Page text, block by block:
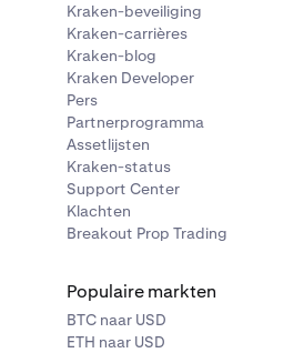
Kraken-beveiliging
Kraken-carrières
Kraken-blog
Kraken Developer
Pers
Partnerprogramma
Assetlijsten
Kraken-status
Support Center
Klachten
Breakout Prop Trading
Populaire markten
BTC naar USD
ETH naar USD